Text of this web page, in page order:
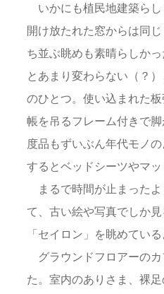
いかにも植民地建築らし
開け放たれた窓からは同
ち並ぶ眺めも素晴らしか
とあまり変わらない（？
のひとつ。使い込まれた
帳を吊るフレーム付きで
度品もずいぶん年代モノ
するとベッドシーツやマッ
まるで時間が止まった
て、古い絵や写真でしか
「セイロン」を眺めてい
グラウンドフロアーのカ
た。室内のありさま、裸